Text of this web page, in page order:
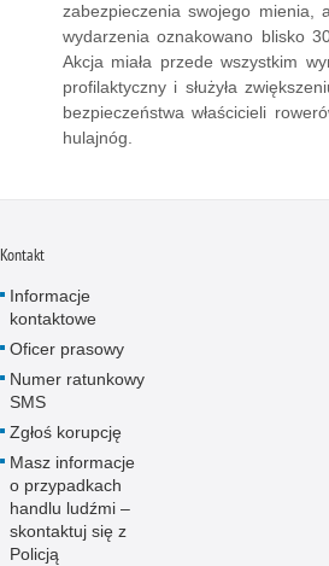
zabezpieczenia swojego mienia,
wydarzenia oznakowano blisko
Akcja miała przede wszystkim
profilaktyczny i służyła
bezpieczeństwa właścicieli
hulajnóg.
Kontakt
Informacje
kontaktowe
Oficer prasowy
Numer ratunkowy
SMS
Zgłoś korupcję
Masz informacje
o przypadkach
handlu ludźmi –
skontaktuj się z
Policją